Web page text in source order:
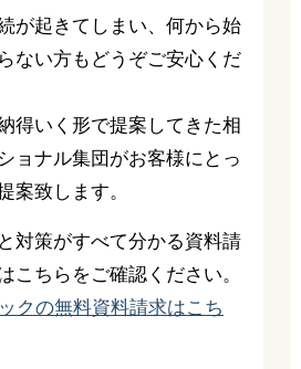
が起きてしまい、何から始
ない方もどうぞご安心くだ
得いく形で提案してきた相
ョナル集団がお客様にとっ
案致します。
対策がすべて分かる資料請
こちらをご確認ください。
クの無料資料請求はこち